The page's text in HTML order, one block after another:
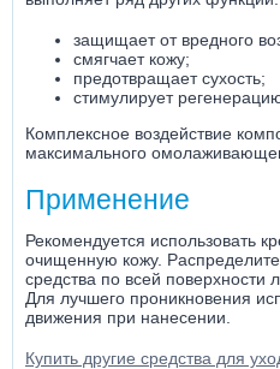
защищает от вредного
смягчает кожу;
предотвращает сухость;
стимулирует
Комплексное воздействие
максимального
Применение
Рекомендуется использовать
очищенную кожу.
средства по всей поверхности
Для лучшего проникновения
движения при нанесении.
Купить другие средства для